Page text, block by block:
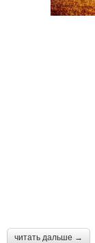
читать дальше →